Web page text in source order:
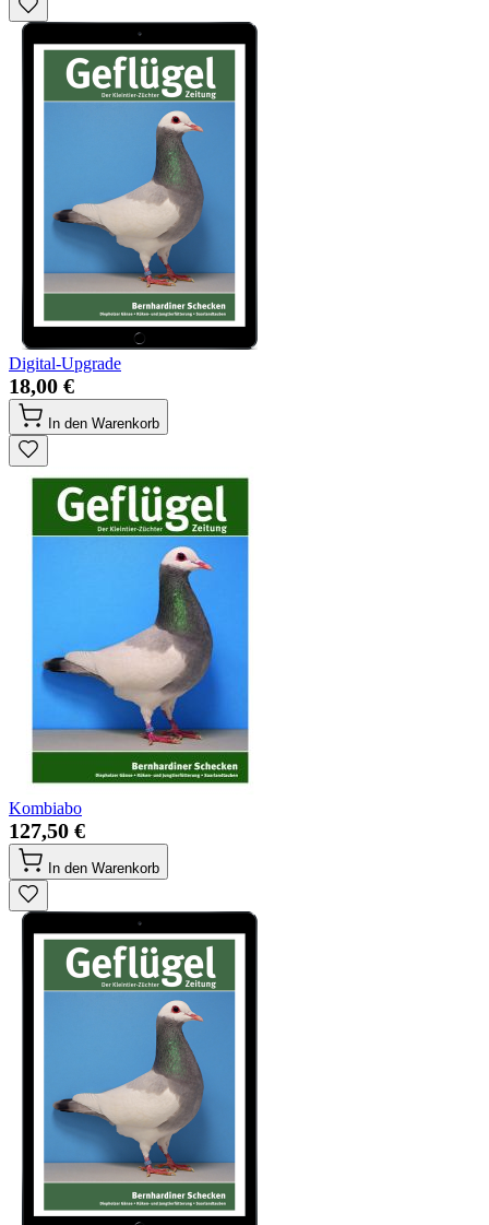
Digital-Upgrade
18,00 €
In den Warenkorb
Kombiabo
127,50 €
In den Warenkorb